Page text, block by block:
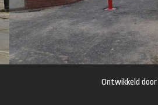
Ontwikkeld door